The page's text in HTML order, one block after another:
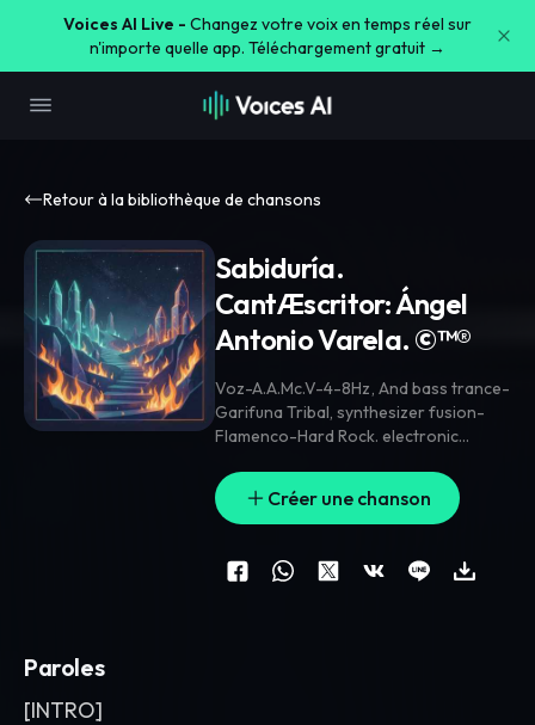
Voices AI Live - Changez votre voix en temps réel sur
n'importe quelle app. Téléchargement gratuit →
Retour à la bibliothèque de chansons
Sabiduría.
CantÆscritor: Ángel
Antonio Varela. ©™®
Voz-A.A.Mc.V-4-8Hz, And bass trance-
Garifuna Tribal, synthesizer fusion-
Flamenco-Hard Rock. electronic
Créer une chanson
Paroles
[INTRO]